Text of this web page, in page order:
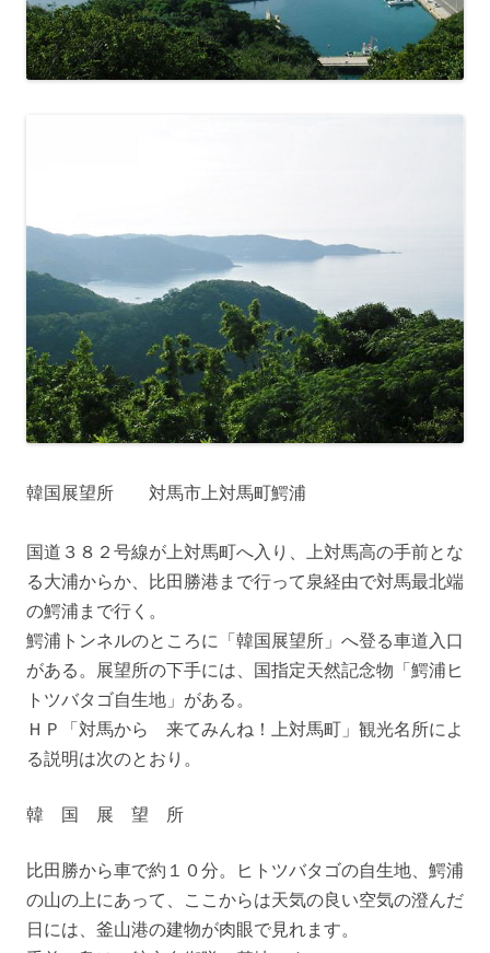
韓国展望所 対馬市上対馬町鰐浦
国道３８２号線が上対馬町へ入り、上対馬高の手前とな
る大浦からか、比田勝港まで行って泉経由で対馬最北端
の鰐浦まで行く。
鰐浦トンネルのところに「韓国展望所」へ登る車道入口
がある。展望所の下手には、国指定天然記念物「鰐浦ヒ
トツバタゴ自生地」がある。
ＨＰ「対馬から 来てみんね！上対馬町」観光名所によ
る説明は次のとおり。
韓 国 展 望 所
比田勝から車で約１０分。ヒトツバタゴの自生地、鰐浦
の山の上にあって、ここからは天気の良い空気の澄んだ
日には、釜山港の建物が肉眼で見れます。